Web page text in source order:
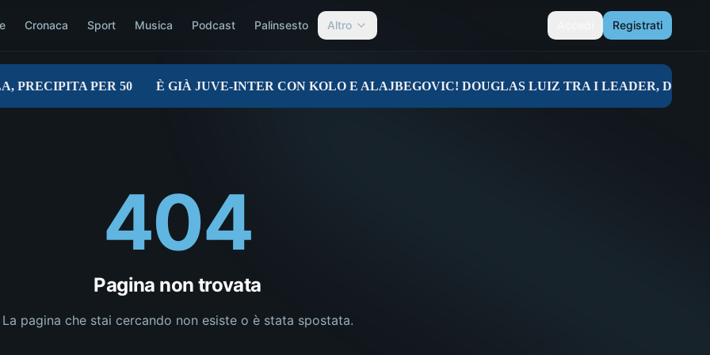
Cronaca Sport Musica Podcast Palinsesto Altro Registrati
404
Pagina non trovata
La pagina che stai cercando non esiste o è stata spostata.